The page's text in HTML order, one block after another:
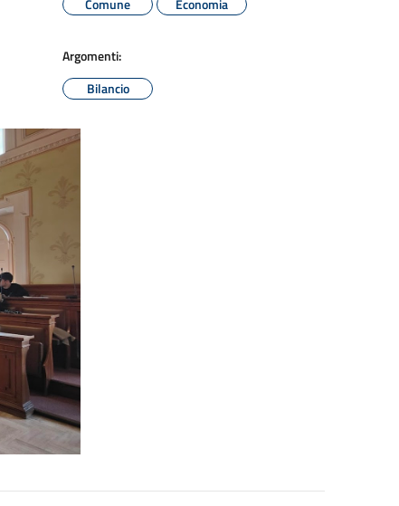
Comune
Economia
Argomenti:
Bilancio